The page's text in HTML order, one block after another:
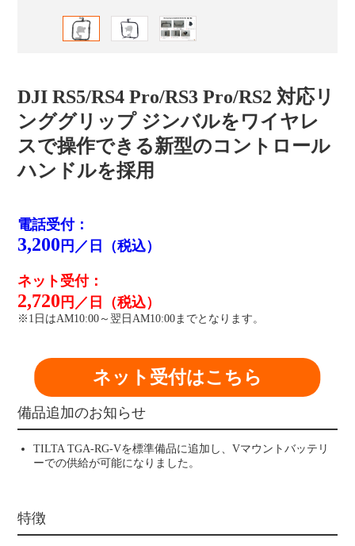
DJI RS5/RS4 Pro/RS3 Pro/RS2 対応リ
ンググリップ ジンバルをワイヤレ
スで操作できる新型のコントロール
ハンドルを採用
電話受付：
3,200 円／日（税込）
ネット受付：
2,720 円／日（税込）
※1日はAM10:00～翌日AM10:00までとなります。
ネット受付はこちら
備品追加のお知らせ
TILTA TGA-RG-Vを標準備品に追加し、Vマウントバッテリ
ーでの供給が可能になりました。
特徴